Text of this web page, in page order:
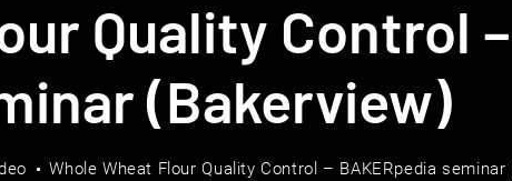
Quality Control –
(Bakerview)
Whole Wheat Flour Quality Control – BAKERpedia seminar